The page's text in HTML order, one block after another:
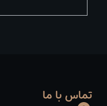
تماس با ما